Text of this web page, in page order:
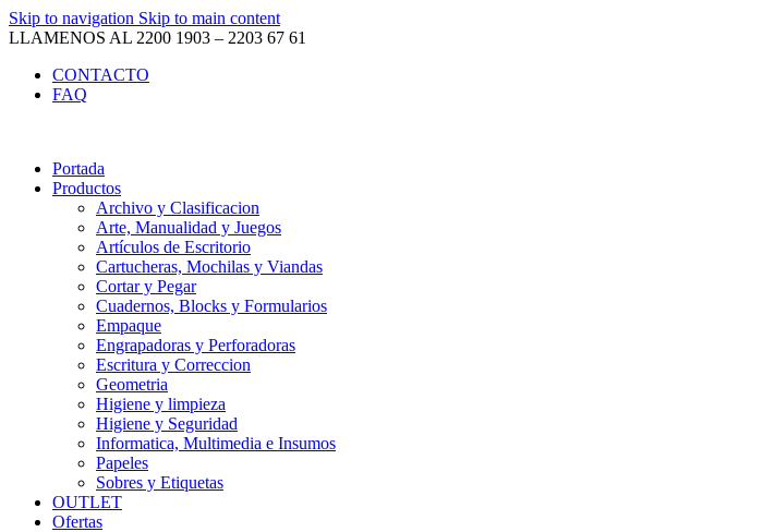
Skip to navigation Skip to main content
LLAMENOS AL 2200 1903 – 2203 67 61
CONTACTO
FAQ
Portada
Productos
Archivo y Clasificacion
Arte, Manualidad y Juegos
Artículos de Escritorio
Cartucheras, Mochilas y Viandas
Cortar y Pegar
Cuadernos, Blocks y Formularios
Empaque
Engrapadoras y Perforadoras
Escritura y Correccion
Geometria
Higiene y limpieza
Higiene y Seguridad
Informatica, Multimedia e Insumos
Papeles
Sobres y Etiquetas
OUTLET
Ofertas